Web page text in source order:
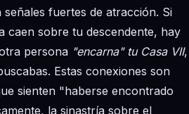
fuertes de atracción. Si
caen sobre tu descendente, hay
persona "encarna" tu Casa VII,
Estas conexiones son
sienten "haberse encontrado
la sinastría sobre el